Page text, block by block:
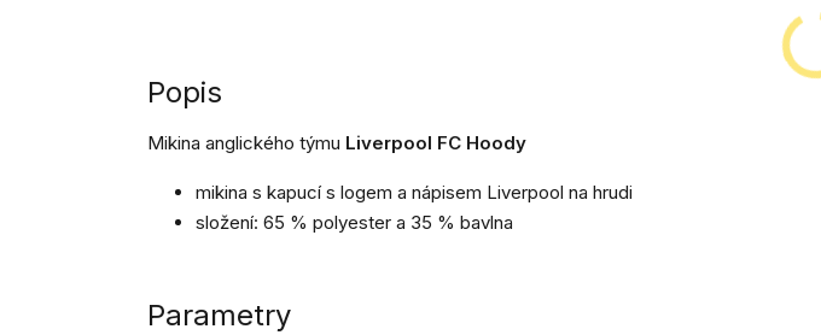
Popis
Mikina anglického týmu Liverpool FC Hoody
mikina s kapucí s logem a nápisem Liverpool na hrudi
složení: 65 % polyester a 35 % bavlna
Parametry